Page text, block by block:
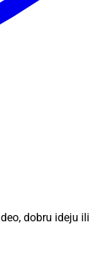
dobru ideju ili